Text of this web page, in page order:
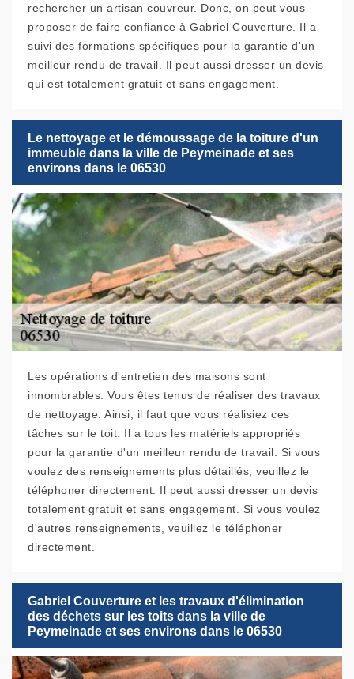
rechercher un artisan couvreur. Donc, on peut vous
proposer de faire confiance à Gabriel Couverture. Il a
suivi des formations spécifiques pour la garantie d'un
meilleur rendu de travail. Il peut aussi dresser un devis
qui est totalement gratuit et sans engagement.
Le nettoyage et le démoussage de la toiture d'un
immeuble dans la ville de Peymeinade et ses
environs dans le 06530
Les opérations d'entretien des maisons sont
innombrables. Vous êtes tenus de réaliser des travaux
de nettoyage. Ainsi, il faut que vous réalisiez ces
tâches sur le toit. Il a tous les matériels appropriés
pour la garantie d'un meilleur rendu de travail. Si vous
voulez des renseignements plus détaillés, veuillez le
téléphoner directement. Il peut aussi dresser un devis
totalement gratuit et sans engagement. Si vous voulez
d'autres renseignements, veuillez le téléphoner
directement.
Gabriel Couverture et les travaux d'élimination
des déchets sur les toits dans la ville de
Peymeinade et ses environs dans le 06530